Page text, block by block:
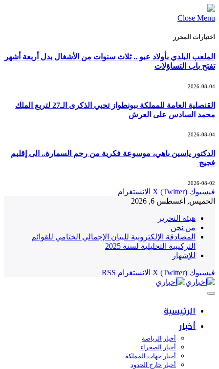
Close Menu
اختيارات المحرر
الملعب البلدي بأولاد عبو .. ثلاث سنوات من الأشغال بدل أربعة أشهر
تفتح باب التساؤلات
2026-08-04
القنصلية العامة للمملكة ببونطواز تحيي الذكرى الـ27 لتربع الملك
محمد السادس على العرش
2026-08-04
الدكتور ياسين باهي، موسوعة فكرية من رحم السمارة.. الى إقليم
فجيج
2026-08-02
فيسبوك X (Twitter) الانستغرام
الخميس, أغسطس 6, 2026
هيئة التحرير
من نحن
المصادقة الإلكترونية للبيان الإجمالي الختامي للقوائم
التركيبية التحليلية لسنة 2025
للإشهار
فيسبوك X (Twitter) الانستغرام RSS
الرئيسية
أخبار
أخبار الرياضة
أخبار الصحراء
أخبار جهات المملكة
أخبار خارج الحدود